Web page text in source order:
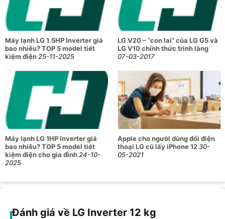
Máy lạnh LG 1.5HP Inverter giá
bao nhiêu? TOP 5 model tiết
kiệm điện25-11-2025
LG V20 – “con lai” của LG G5 và
LG V10 chính thức trình làng
07-03-2017
Máy lạnh LG 1HP Inverter giá
bao nhiêu? TOP 5 model tiết
kiệm điện cho gia đình24-10-
2025
Apple cho người dùng đổi điện
thoại LG cũ lấy iPhone 1230-
05-2021
Đánh giá về LG Inverter 12 kg